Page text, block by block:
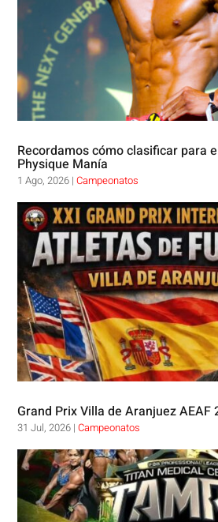
Recordamos cómo clasificar para
Physique Manía
1 Ago, 2026 |Campeonatos
Grand Prix Villa de Aranjuez
31 Jul, 2026 |Campeonatos